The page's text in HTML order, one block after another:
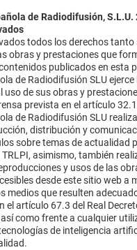
de Radiodifusión, S.L.U.
todos los derechos
obras y prestaciones que
publicados en esta
de Radiodifusión SLU
uso de sus obras y
prevista en el artículo
de Radiodifusión SLU
distribución y
sobre temas de actualidad
asimismo, también
y usos de las
desde este sitio web a
medios que resulten
el artículo 67.3 del Real
como frente a cualquier
de inteligencia